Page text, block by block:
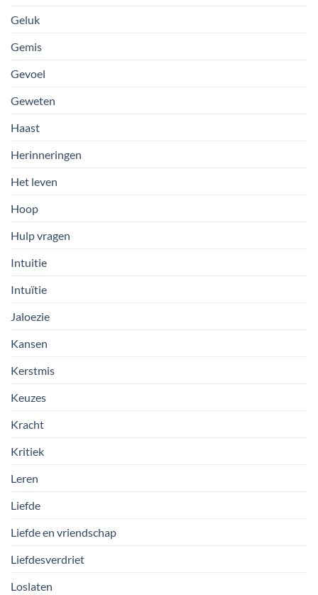
Geluk
Gemis
Gevoel
Geweten
Haast
Herinneringen
Het leven
Hoop
Hulp vragen
Intuitie
Intuïtie
Jaloezie
Kansen
Kerstmis
Keuzes
Kracht
Kritiek
Leren
Liefde
Liefde en vriendschap
Liefdesverdriet
Loslaten